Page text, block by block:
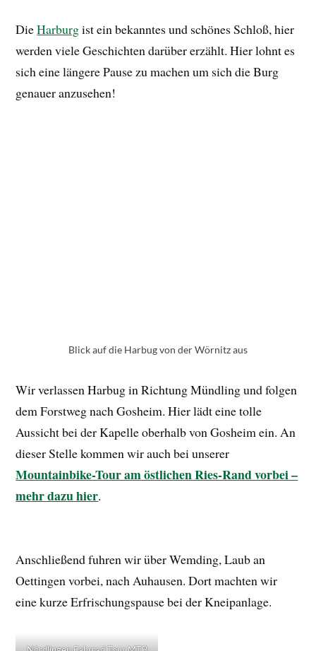
DieHarburgist ein bekanntes und schönes Schloß, hier
werden viele Geschichten darüber erzählt. Hier lohnt es
sich eine längere Pause zu machen um sich die Burg
genauer anzusehen!
Oettingen vorbei, nach Auhausen. Dort machten wir
eine kurze Erfrischungspause bei der Kneipanlage.
Nördlingen Fahrrad Tour MTB
Oettinger Forst nach Fremdingen. Ab Fremdingen
besteht ein Radnetz mit Beschielderung nach
Nördlingen. Wir waren überrascht, wie toll und
Gegend um Nördlingen sein kann. Manchmal muss man